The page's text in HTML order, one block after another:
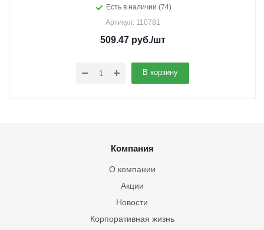
Есть в наличии (74)
Артикул: 110781
509.47руб./шт
В корзину
Компания
О компании
Акции
Новости
Корпоративная жизнь